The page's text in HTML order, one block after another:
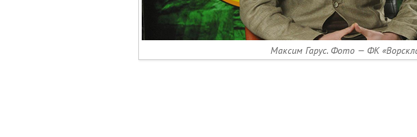
Максим Гарус. Фото — ФК